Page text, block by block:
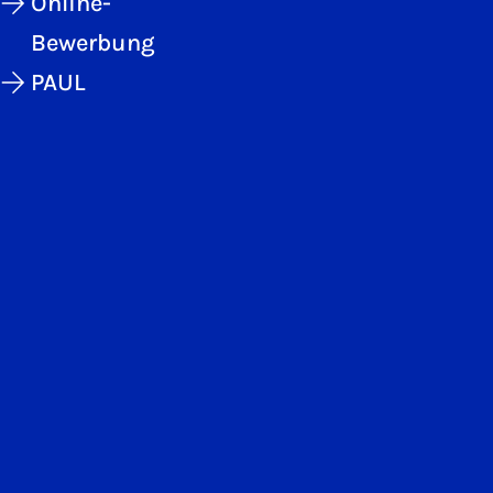
Bewerbung
PAUL